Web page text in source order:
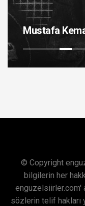
Mustafa
© Copyright
bilgilerin her
enguzelsiirler.com'
sözlerin telif hakları